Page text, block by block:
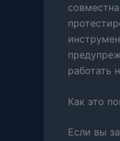
работать
Как это
Если вы